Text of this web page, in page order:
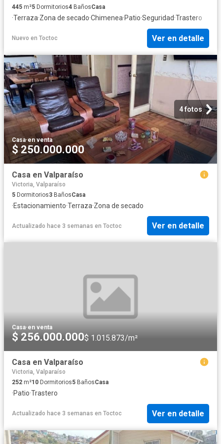
445 m²5 Dormitorios4 BañosCasa
·Terraza·Zona de secado·Chimenea·Patio·Seguridad·Trastero
Nuevo en Toctoc Ver en detalle
4 fotos
Casa·en venta
$ 250.000.000
Casa en Valparaíso
Victoria, Valparaíso
5 Dormitorios3 BañosCasa
·Estacionamiento·Terraza·Zona de secado
Actualizado hace 3 semanas en Toctoc Ver en detalle
Casa·en venta
$ 256.000.000$ 1.015.873/m²
Casa en Valparaíso
Victoria, Valparaíso
252 m²10 Dormitorios5 BañosCasa
·Patio·Trastero
Actualizado hace 3 semanas en Toctoc Ver en detalle